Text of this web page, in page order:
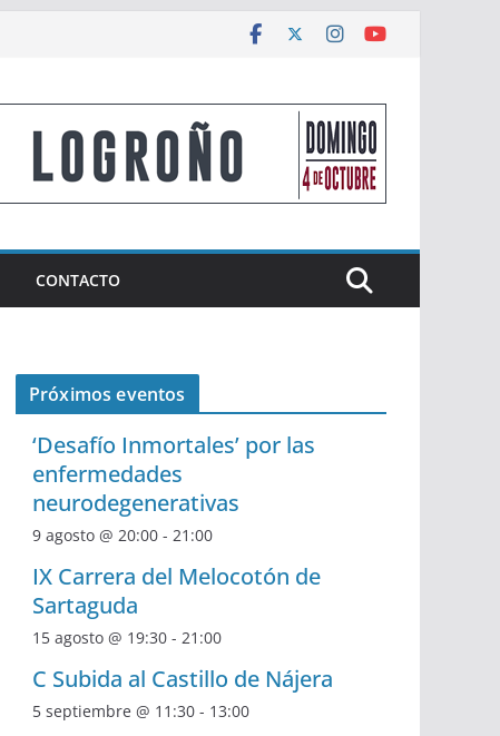
CONTACTO
Próximos eventos
‘Desafío Inmortales’ por las
enfermedades
neurodegenerativas
9 agosto @ 20:00 - 21:00
IX Carrera del Melocotón de
Sartaguda
15 agosto @ 19:30 - 21:00
C Subida al Castillo de Nájera
5 septiembre @ 11:30 - 13:00